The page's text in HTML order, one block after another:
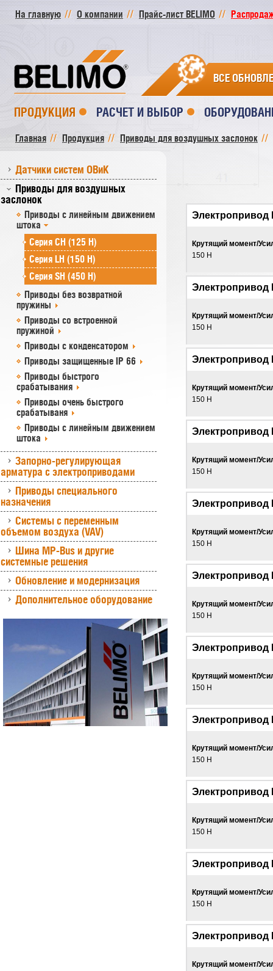
На главную О компании Прайс-лист BELIMO
ВСЕ
ПРОДУКЦИЯ РАСЧЕТ И ВЫБОР
Главная Продукция Приводы для воздушных заслонок
Датчики систем ОВиК
Приводы для воздушных
заслонок
Приводы с линейным движением
штока
Серия СH (125 Н)
Серия LH (150 Н)
Серия SH (450 Н)
Приводы без возвратной
пружины
Приводы со встроенной
пружиной
Приводы с конденсатором
Приводы защищенные IP 66
Приводы быстрого
срабатывания
Приводы очень быстрого
срабатываня
Приводы с линейным движением
штока
Запорно-регулирующая
арматура с электроприводами
Приводы специального
назначения
Системы с переменным
объемом воздуха (VAV)
Шина MP-Bus и другие
системные решения
Обновление и модернизация
Дополнительное оборудование
Электропривод
Крутящий момент/
150 Н
Электропривод
Крутящий момент/
150 Н
Электропривод
Крутящий момент/
150 Н
Электропривод
Крутящий момент/
150 Н
Электропривод
Крутящий момент/
150 Н
Электропривод
Крутящий момент/
150 Н
Электропривод
Крутящий момент/
150 Н
Электропривод
Крутящий момент/
150 Н
Электропривод
Крутящий момент/
150 Н
Электропривод
Крутящий момент/
150 Н
Электропривод
Крутящий момент/